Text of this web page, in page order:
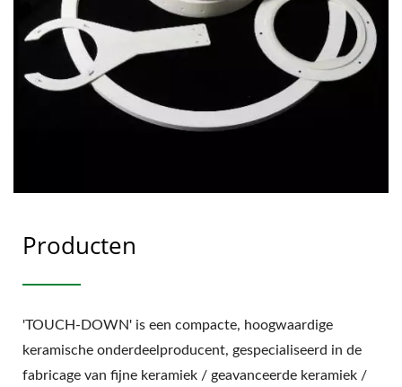
Producten
'TOUCH-DOWN' is een compacte, hoogwaardige
keramische onderdeelproducent, gespecialiseerd in de
fabricage van fijne keramiek / geavanceerde keramiek /